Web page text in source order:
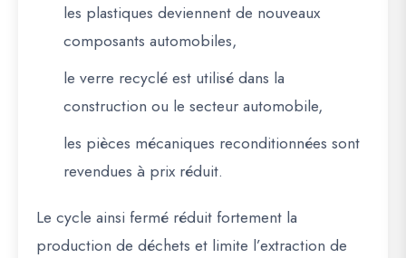
les plastiques deviennent de nouveaux
composants automobiles,
le verre recyclé est utilisé dans la
construction ou le secteur automobile,
les pièces mécaniques reconditionnées sont
revendues à prix réduit.
Le cycle ainsi fermé réduit fortement la
production de déchets et limite l’extraction de